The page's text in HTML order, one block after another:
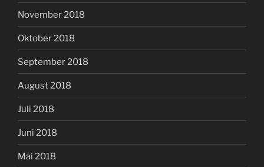
November 2018
Oktober 2018
September 2018
August 2018
Juli 2018
Juni 2018
Mai 2018